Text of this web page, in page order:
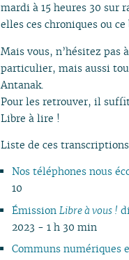
mardi à 15 heures 30 sur
elles ces chroniques ou ce
Mais vous, n’hésitez
particulier, mais aussi
Antanak.
Pour les retrouver, il
Libre à lire !
Liste de ces
Nos téléphones nous
10
Émission Libre à vous !
2023 - 1 h 30 min
Communs numériques